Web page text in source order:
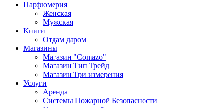
Парфюмерия
Женская
Мужская
Книги
Отдам даром
Магазины
Магазин "Comazo"
Магазин Тип Трейд
Магазин Три измерения
Услуги
Аренда
Системы Пожарной Безопасности